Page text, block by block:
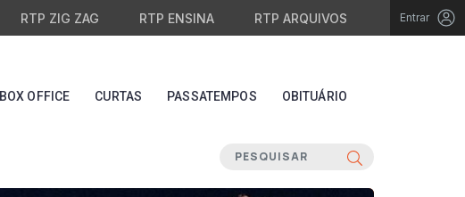
RTP ZIG ZAG RTP ENSINA RTP ARQUIVOS Entrar
BOX OFFICE CURTAS PASSATEMPOS OBITUÁRIO